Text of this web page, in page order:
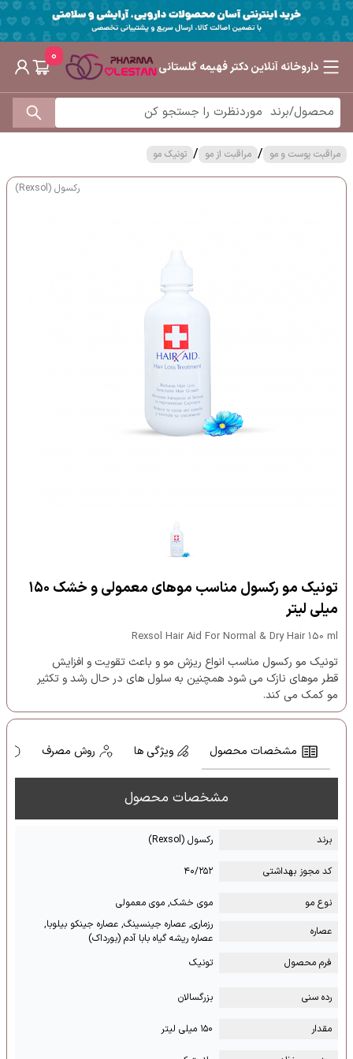
داروخانه آنلاین دکتر فهیمه گلستانی
0
مراقبت پوست و مو / مراقبت از مو / تونیک مو
رکسول (Rexsol)
تونیک مو رکسول مناسب موهای معمولی و خشک ۱۵۰
میلی لیتر
Rexsol Hair Aid For Normal & Dry Hair 150 ml
تونیک مو رکسول مناسب انواع ریزش مو و باعث تقویت و افزایش
قطر موهای نازک می شود همچنین به سلول های در حال رشد و تکثیر
مو کمک می کند.
مشخصات محصول ویژگی ها روش مصرف
مشخصات محصول
برند رکسول (Rexsol)
کد مجوز بهداشتی ۴۰/۲۵۲
نوع مو
موی خشک, موی معمولی
عصاره
رزماری, عصاره جینسینگ, عصاره جینکو بیلوبا,
عصاره ریشه گیاه بابا آدم (بورداک)
فرم محصول
تونیک
رده سنی بزرگسالان
مقدار ۱۵۰ میلی لیتر